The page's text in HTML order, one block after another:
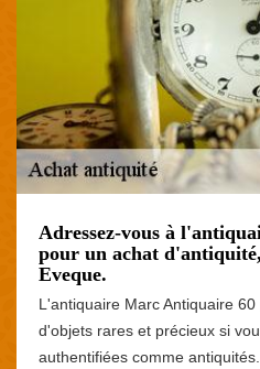
Adressez-vous à
pour un achat
Eveque.
L'antiquaire Marc Antiquaire
d'objets rares et précieux si
authentifiées comme